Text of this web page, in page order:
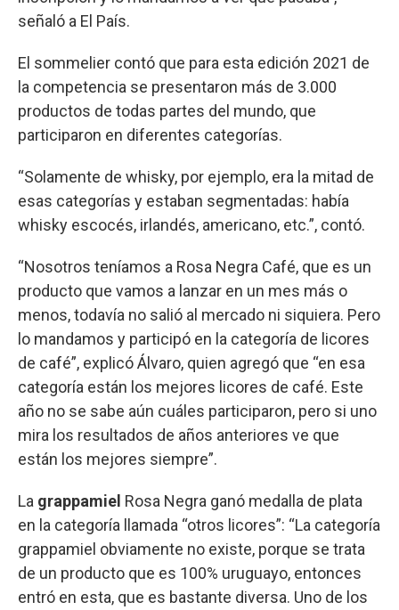
señaló a El País.
El sommelier contó que para esta edición 2021 de
la competencia se presentaron más de 3.000
productos de todas partes del mundo, que
participaron en diferentes categorías.
“Solamente de whisky, por ejemplo, era la mitad de
esas categorías y estaban segmentadas: había
whisky escocés, irlandés, americano, etc.”, contó.
“Nosotros teníamos a Rosa Negra Café, que es un
producto que vamos a lanzar en un mes más o
menos, todavía no salió al mercado ni siquiera. Pero
lo mandamos y participó en la categoría de licores
de café”, explicó Álvaro, quien agregó que “en esa
categoría están los mejores licores de café. Este
año no se sabe aún cuáles participaron, pero si uno
mira los resultados de años anteriores ve que
están los mejores siempre”.
La grappamiel Rosa Negra ganó medalla de plata
en la categoría llamada “otros licores”: “La categoría
grappamiel obviamente no existe, porque se trata
de un producto que es 100% uruguayo, entonces
entró en esta, que es bastante diversa. Uno de los